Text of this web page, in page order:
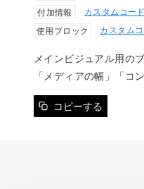
付加情報
カスタムコー
使用ブロック
カスタム
メインビジュアル用の
「メディアの幅」「コ
コピーする